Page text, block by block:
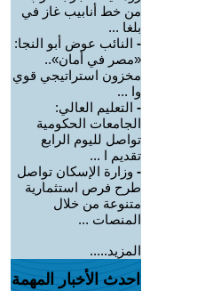
من خط أنابيب غاز في
بلغا ...
- النائب عوض أبو النجا:
«مصر في أمان»..
مخزون استراتيجي قوي
وا ...
- التعليم العالي:
الجامعات الحكومية
تواصل لليوم الرابع
تقديم ا ...
- وزارة الإسكان تواصل
طرح فرص استثمارية
متنوعة من خلال
المنصات ...
المزيد.....
احدث الأخبار المهمة